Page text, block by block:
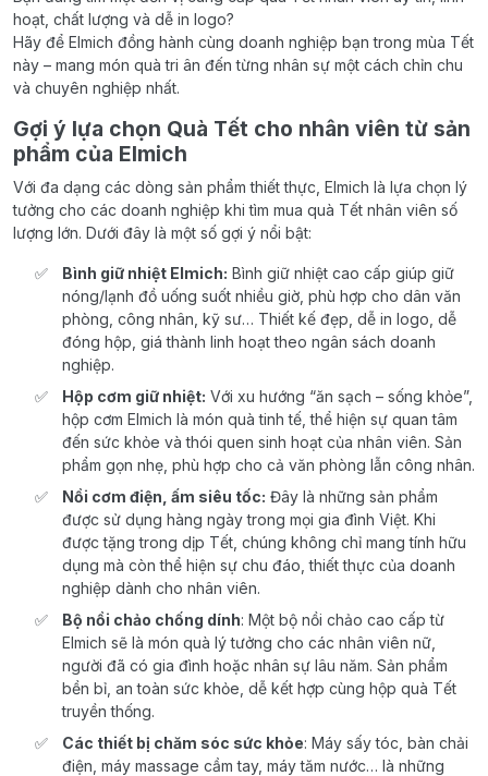
hoạt, chất lượng và dễ in logo?
Hãy để Elmich đồng hành cùng doanh nghiệp bạn trong mùa Tết
này – mang món quà tri ân đến từng nhân sự một cách chỉn chu
và chuyên nghiệp nhất.
Gợi ý lựa chọn Quà Tết cho nhân viên từ sản
phẩm của Elmich
Với đa dạng các dòng sản phẩm thiết thực, Elmich là lựa chọn lý
tưởng cho các doanh nghiệp khi tìm mua quà Tết nhân viên số
lượng lớn. Dưới đây là một số gợi ý nổi bật:
Bình giữ nhiệt Elmich: Bình giữ nhiệt cao cấp giúp giữ
nóng/lạnh đồ uống suốt nhiều giờ, phù hợp cho dân văn
phòng, công nhân, kỹ sư… Thiết kế đẹp, dễ in logo, dễ
đóng hộp, giá thành linh hoạt theo ngân sách doanh
nghiệp.
Hộp cơm giữ nhiệt: Với xu hướng “ăn sạch – sống khỏe”,
hộp cơm Elmich là món quà tinh tế, thể hiện sự quan tâm
đến sức khỏe và thói quen sinh hoạt của nhân viên. Sản
phẩm gọn nhẹ, phù hợp cho cả văn phòng lẫn công nhân.
Nồi cơm điện, ấm siêu tốc: Đây là những sản phẩm
được sử dụng hàng ngày trong mọi gia đình Việt. Khi
được tặng trong dịp Tết, chúng không chỉ mang tính hữu
dụng mà còn thể hiện sự chu đáo, thiết thực của doanh
nghiệp dành cho nhân viên.
Bộ nồi chảo chống dính: Một bộ nồi chảo cao cấp từ
Elmich sẽ là món quà lý tưởng cho các nhân viên nữ,
người đã có gia đình hoặc nhân sự lâu năm. Sản phẩm
bền bỉ, an toàn sức khỏe, dễ kết hợp cùng hộp quà Tết
truyền thống.
Các thiết bị chăm sóc sức khỏe: Máy sấy tóc, bàn chải
điện, máy massage cầm tay, máy tăm nước… là những